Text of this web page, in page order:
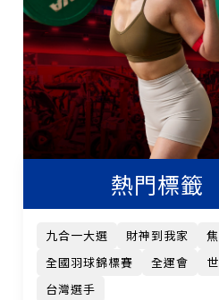
熱門標籤
九合一大選 財神到我家
全國羽球錦標賽
全運會
台灣選手